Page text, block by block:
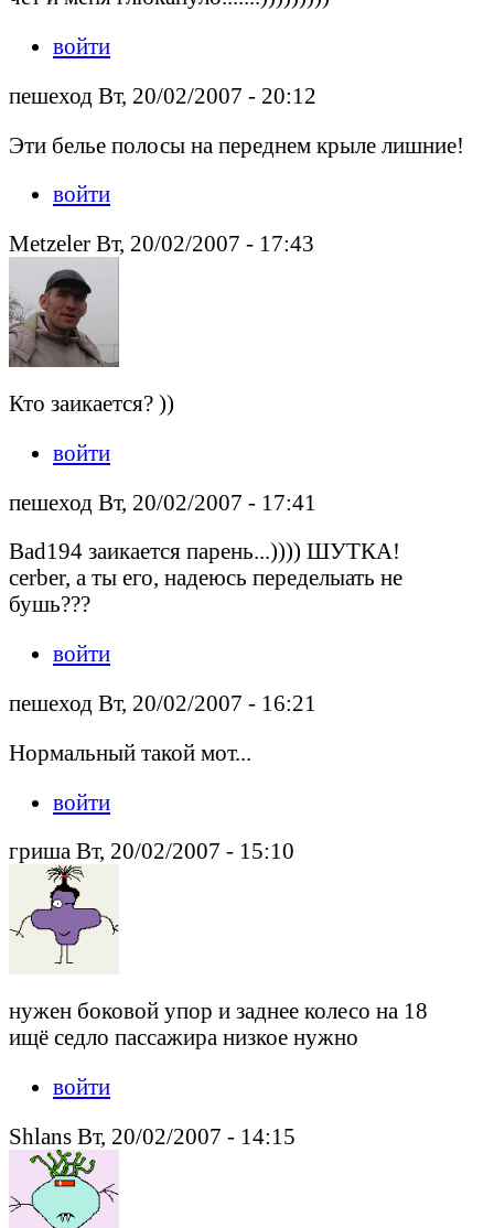
войти
пешеход Вт, 20/02/2007 - 20:12
Эти белье полосы на переднем крыле лишние!
войти
Metzeler Вт, 20/02/2007 - 17:43
Кто заикается? ))
войти
пешеход Вт, 20/02/2007 - 17:41
Bad194 заикается парень...)))) ШУТКА!
cerber, а ты его, надеюсь переделыать не
бушь???
войти
пешеход Вт, 20/02/2007 - 16:21
Нормальный такой мот...
войти
гриша Вт, 20/02/2007 - 15:10
нужен боковой упор и заднее колесо на 18
ищё седло пассажира низкое нужно
войти
Shlans Вт, 20/02/2007 - 14:15